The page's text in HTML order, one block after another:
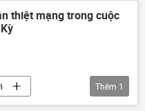
thiệt mạng trong cuộc
Thêm 1